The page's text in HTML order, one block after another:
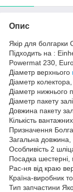
Опис
Якір для
Підходить на :
Powermat 230,
Діаметр верхнього
Діаметр
Діаметр нижнього
Діаметр пакету
Довжина пакету
Кількість
Призначення
Загальна
Особливість 2
Посадка
Рас-ня від краю
Країна-виробник
Тип запчастини